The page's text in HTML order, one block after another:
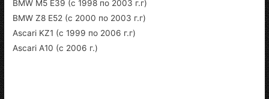
BMW M5 E39 (с 1998 по 2003 г.г)
BMW Z8 E52 (с 2000 по 2003 г.г)
Ascari KZ1 (с 1999 по 2006 г.г)
Ascari A10 (с 2006 г.)